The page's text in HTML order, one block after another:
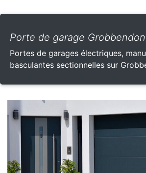
Porte de garage
Portes de garages électriques,
basculantes sectionnelles sur